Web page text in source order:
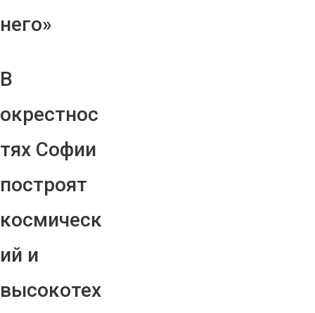
него»
В
окрестнос
тях Софии
построят
космическ
ий и
высокотех